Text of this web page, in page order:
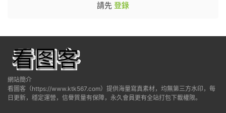
請先 登錄
網站簡介
看圖客（https://www.ktk567.com）提供海量寫真素材，均無第三方水印，每
日更新，穩定運營，信譽質量有保障，永久會員更有全站打包下載權限。